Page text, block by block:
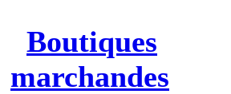
Boutiques
marchandes